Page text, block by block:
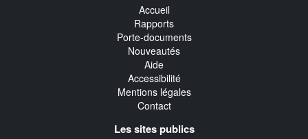
Accueil
Rapports
Porte-documents
Nouveautés
Aide
Accessibilité
Mentions légales
Contact
Les sites publics